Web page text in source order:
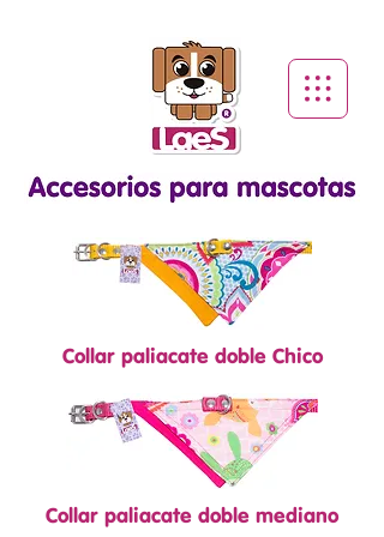
Collar paliacate doble Chico
Collar paliacate doble mediano